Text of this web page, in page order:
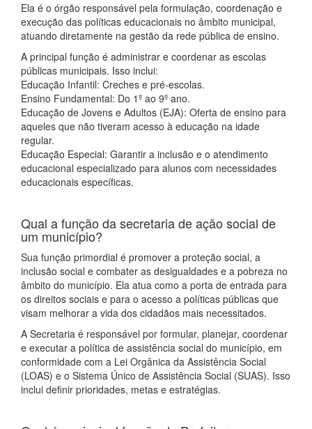
Ela é o órgão responsável pela formulação, coordenação e
execução das políticas educacionais no âmbito municipal,
atuando diretamente na gestão da rede pública de ensino.
A principal função é administrar e coordenar as escolas
públicas municipais. Isso inclui:
Educação Infantil: Creches e pré-escolas.
Ensino Fundamental: Do 1º ao 9º ano.
Educação de Jovens e Adultos (EJA): Oferta de ensino para
aqueles que não tiveram acesso à educação na idade
regular.
Educação Especial: Garantir a inclusão e o atendimento
educacional especializado para alunos com necessidades
educacionais específicas.
Qual a função da secretaria de ação social de
um município?
Sua função primordial é promover a proteção social, a
inclusão social e combater as desigualdades e a pobreza no
âmbito do município. Ela atua como a porta de entrada para
os direitos sociais e para o acesso a políticas públicas que
visam melhorar a vida dos cidadãos mais necessitados.
A Secretaria é responsável por formular, planejar, coordenar
e executar a política de assistência social do município, em
conformidade com a Lei Orgânica da Assistência Social
(LOAS) e o Sistema Único de Assistência Social (SUAS). Isso
inclui definir prioridades, metas e estratégias.